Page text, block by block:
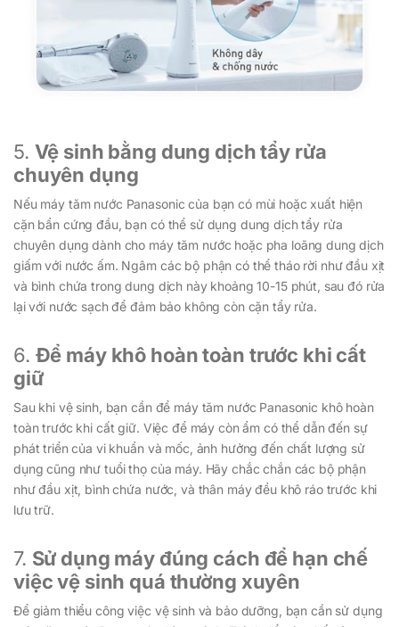
5. Vệ sinh bằng dung dịch tẩy rửa
chuyên dụng
Nếu máy tăm nước Panasonic của bạn có mùi hoặc xuất hiện
cặn bẩn cứng đầu, bạn có thể sử dụng dung dịch tẩy rửa
chuyên dụng dành cho máy tăm nước hoặc pha loãng dung dịch
giấm với nước ấm. Ngâm các bộ phận có thể tháo rời như đầu xịt
và bình chứa trong dung dịch này khoảng 10-15 phút, sau đó rửa
lại với nước sạch để đảm bảo không còn cặn tẩy rửa.
6. Để máy khô hoàn toàn trước khi cất
giữ
Sau khi vệ sinh, bạn cần để máy tăm nước Panasonic khô hoàn
toàn trước khi cất giữ. Việc để máy còn ẩm có thể dẫn đến sự
phát triển của vi khuẩn và mốc, ảnh hưởng đến chất lượng sử
dụng cũng như tuổi thọ của máy. Hãy chắc chắn các bộ phận
như đầu xịt, bình chứa nước, và thân máy đều khô ráo trước khi
lưu trữ.
7. Sử dụng máy đúng cách để hạn chế
việc vệ sinh quá thường xuyên
Để giảm thiểu công việc vệ sinh và bảo dưỡng, bạn cần sử dụng